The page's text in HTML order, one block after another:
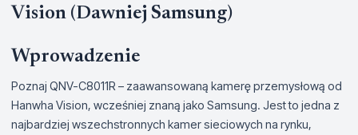
Vision (Dawniej Samsung)
Wprowadzenie
Poznaj QNV-C8011R – zaawansowaną kamerę przemysłową od
Hanwha Vision, wcześniej znaną jako Samsung. Jest to jedna z
najbardziej wszechstronnych kamer sieciowych na rynku,